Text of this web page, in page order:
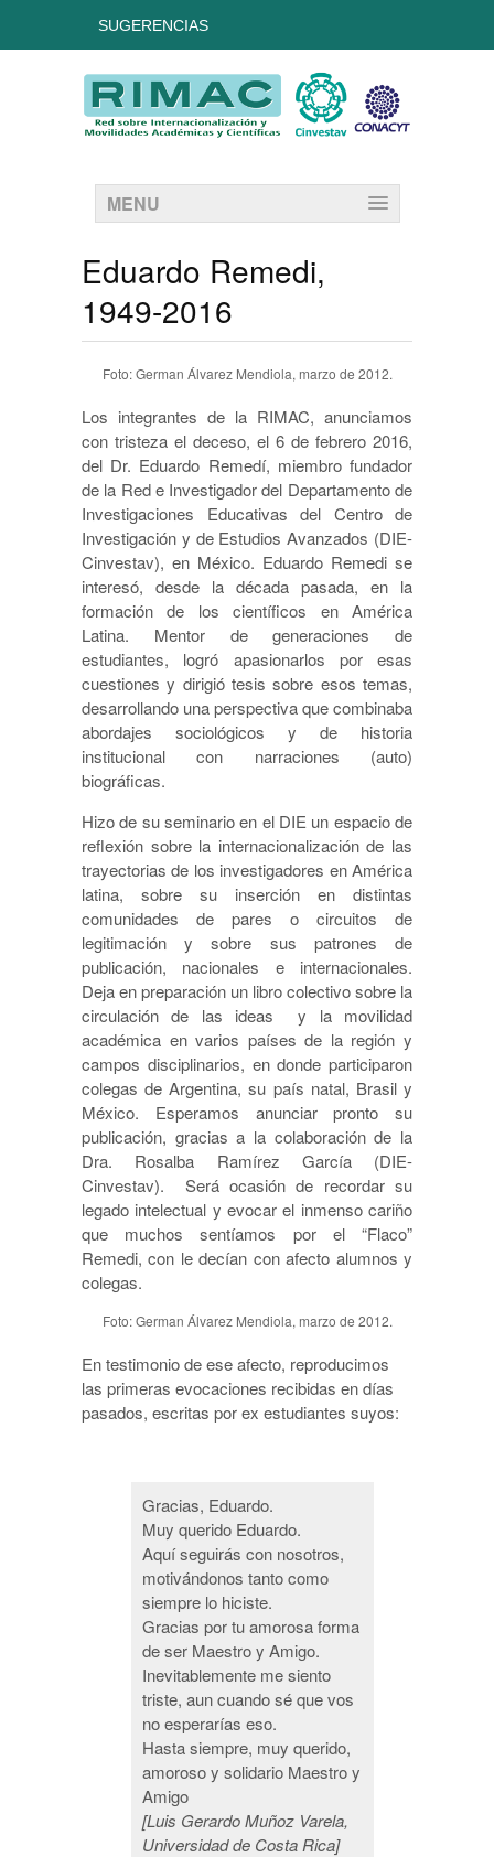
SUGERENCIAS
MENU
Eduardo Remedi,
1949-2016
Foto: German Álvarez Mendiola, marzo de 2012.
Los integrantes de la RIMAC, anunciamos
con tristeza el deceso, el 6 de febrero 2016,
del Dr. Eduardo Remedí, miembro fundador
de la Red e Investigador del Departamento de
Investigaciones Educativas del Centro de
Investigación y de Estudios Avanzados (DIE-
Cinvestav), en México. Eduardo Remedi se
interesó, desde la década pasada, en la
formación de los científicos en América
Latina. Mentor de generaciones de
estudiantes, logró apasionarlos por esas
cuestiones y dirigió tesis sobre esos temas,
desarrollando una perspectiva que combinaba
abordajes sociológicos y de historia
institucional con narraciones (auto)
biográficas.
Hizo de su seminario en el DIE un espacio de
reflexión sobre la internacionalización de las
trayectorias de los investigadores en América
latina, sobre su inserción en distintas
comunidades de pares o circuitos de
legitimación y sobre sus patrones de
publicación, nacionales e internacionales.
Deja en preparación un libro colectivo sobre la
circulación de las ideas y la movilidad
académica en varios países de la región y
campos disciplinarios, en donde participaron
colegas de Argentina, su país natal, Brasil y
México. Esperamos anunciar pronto su
publicación, gracias a la colaboración de la
Dra. Rosalba Ramírez García (DIE-
Cinvestav). Será ocasión de recordar su
legado intelectual y evocar el inmenso cariño
que muchos sentíamos por el “Flaco”
Remedi, con le decían con afecto alumnos y
colegas.
Foto: German Álvarez Mendiola, marzo de 2012.
En testimonio de ese afecto, reproducimos
las primeras evocaciones recibidas en días
pasados, escritas por ex estudiantes suyos:
Gracias, Eduardo.
Muy querido Eduardo.
Aquí seguirás con nosotros,
motivándonos tanto como
siempre lo hiciste.
Gracias por tu amorosa forma
de ser Maestro y Amigo.
Inevitablemente me siento
triste, aun cuando sé que vos
no esperarías eso.
Hasta siempre, muy querido,
amoroso y solidario Maestro y
Amigo
[Luis Gerardo Muñoz Varela,
Universidad de Costa Rica]